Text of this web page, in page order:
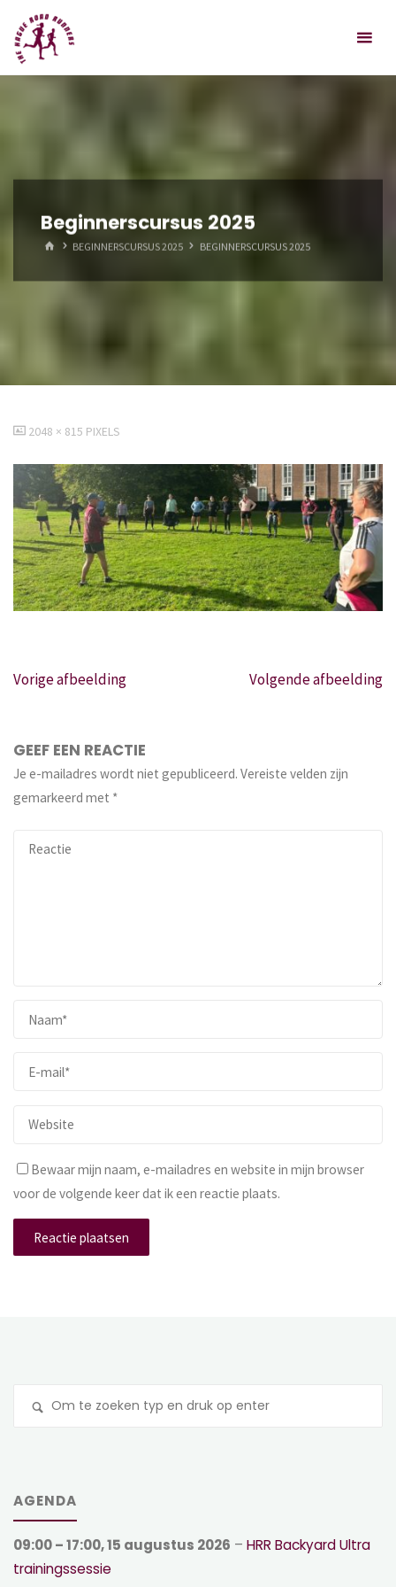
Spring
naar
inhoud
Beginnerscursus 2025
HOMEBEGINNERSCURSUS 2025 BEGINNERSCURSUS 2025
VOLLEDIGE
2048 × 815 PIXELS
Vorige afbeelding Volgende afbeelding
GEEF EEN REACTIE
Je e-mailadres wordt niet gepubliceerd. Vereiste velden zijn
gemarkeerd met *
Bewaar mijn naam, e-mailadres en website in mijn browser
voor de volgende keer dat ik een reactie plaats.
AGENDA
09:00– 17:00,15 augustus 2026 –HRR Backyard Ultra
trainingssessie